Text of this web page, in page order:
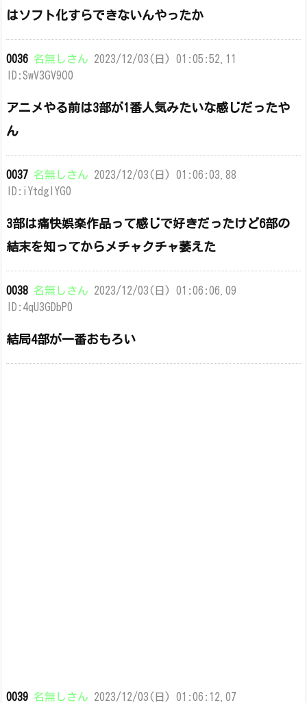
はソフト化すらできないんやったか
0036 名無しさん 2023/12/03(日) 01:05:52.11
ID:SwV3GV9O0
アニメやる前は3部が1番人気みたいな感じだったや
ん
0037 名無しさん 2023/12/03(日) 01:06:03.88
ID:iYtdgIYG0
3部は痛快娯楽作品って感じで好きだったけど6部の
結末を知ってからメチャクチャ萎えた
0038 名無しさん 2023/12/03(日) 01:06:06.09
ID:4qU3GDbP0
結局4部が一番おもろい
0039 名無しさん 2023/12/03(日) 01:06:12.07